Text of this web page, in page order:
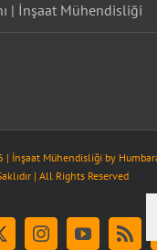
| İnşaat Mühendisliği
| İnşaat Mühendisliği by
| All Rights Reserved
InstagramYouTubeRss